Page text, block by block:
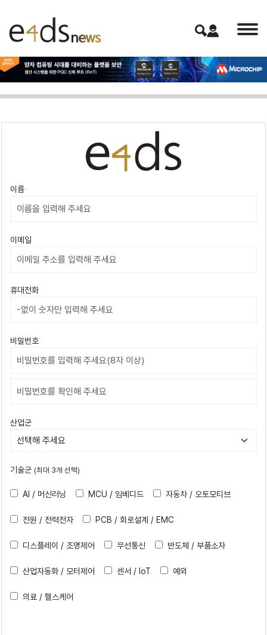
이름
이메일
휴대전화
비밀번호
비밀번호확인
산업군
기술군 (최대 3개 선택)
AI / 머신러닝 MCU / 임베디드 자동차 / 오토모티브
전원 / 전력전자 PCB / 회로설계 / EMC
디스플레이 / 조명제어 무선통신 반도체 / 부품소자
산업자동화 / 모터제어 센서 / IoT 예외
의료 / 헬스케어